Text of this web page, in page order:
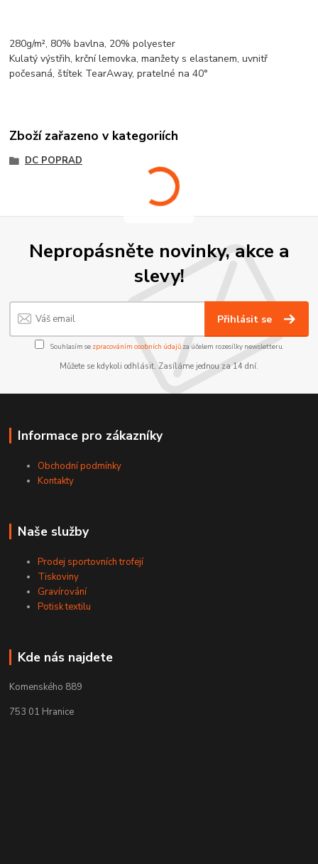
280g/m², 80%bavlna, 20%polyester
Kulatý výstřih,krční lemovka, manžety s elastanem, uvnitř
počesaná, štítek TearAway, pratelné na 40°
Zboží zařazeno v kategoriích
DC POPRAD
Nepropásněte novinky, akce a
slevy!
Přihlásit se
Souhlasím se zpracováním osobních údajůza účelem rozesílky newsletteru.
Můžete se kdykoli odhlásit. Zasíláme jednou za 14 dní.
Informace pro zákazníky
Obchodní podmínky
Kontakty
Naše služby
Prodej sportovních trofejí
Tiskoviny
Gravírování
Potisk textilu
Kde nás najdete
Komenského 889
753 01 Hranice